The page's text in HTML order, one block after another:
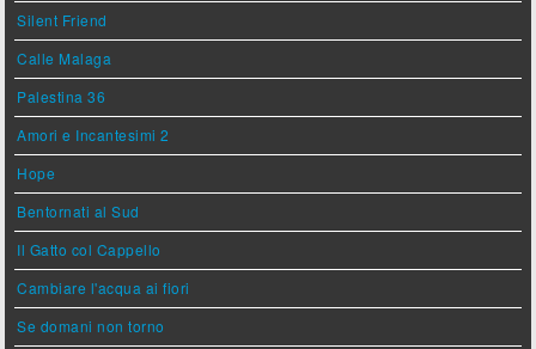
Silent Friend
Calle Malaga
Palestina 36
Amori e Incantesimi 2
Hope
Bentornati al Sud
Il Gatto col Cappello
Cambiare l'acqua ai fiori
Se domani non torno